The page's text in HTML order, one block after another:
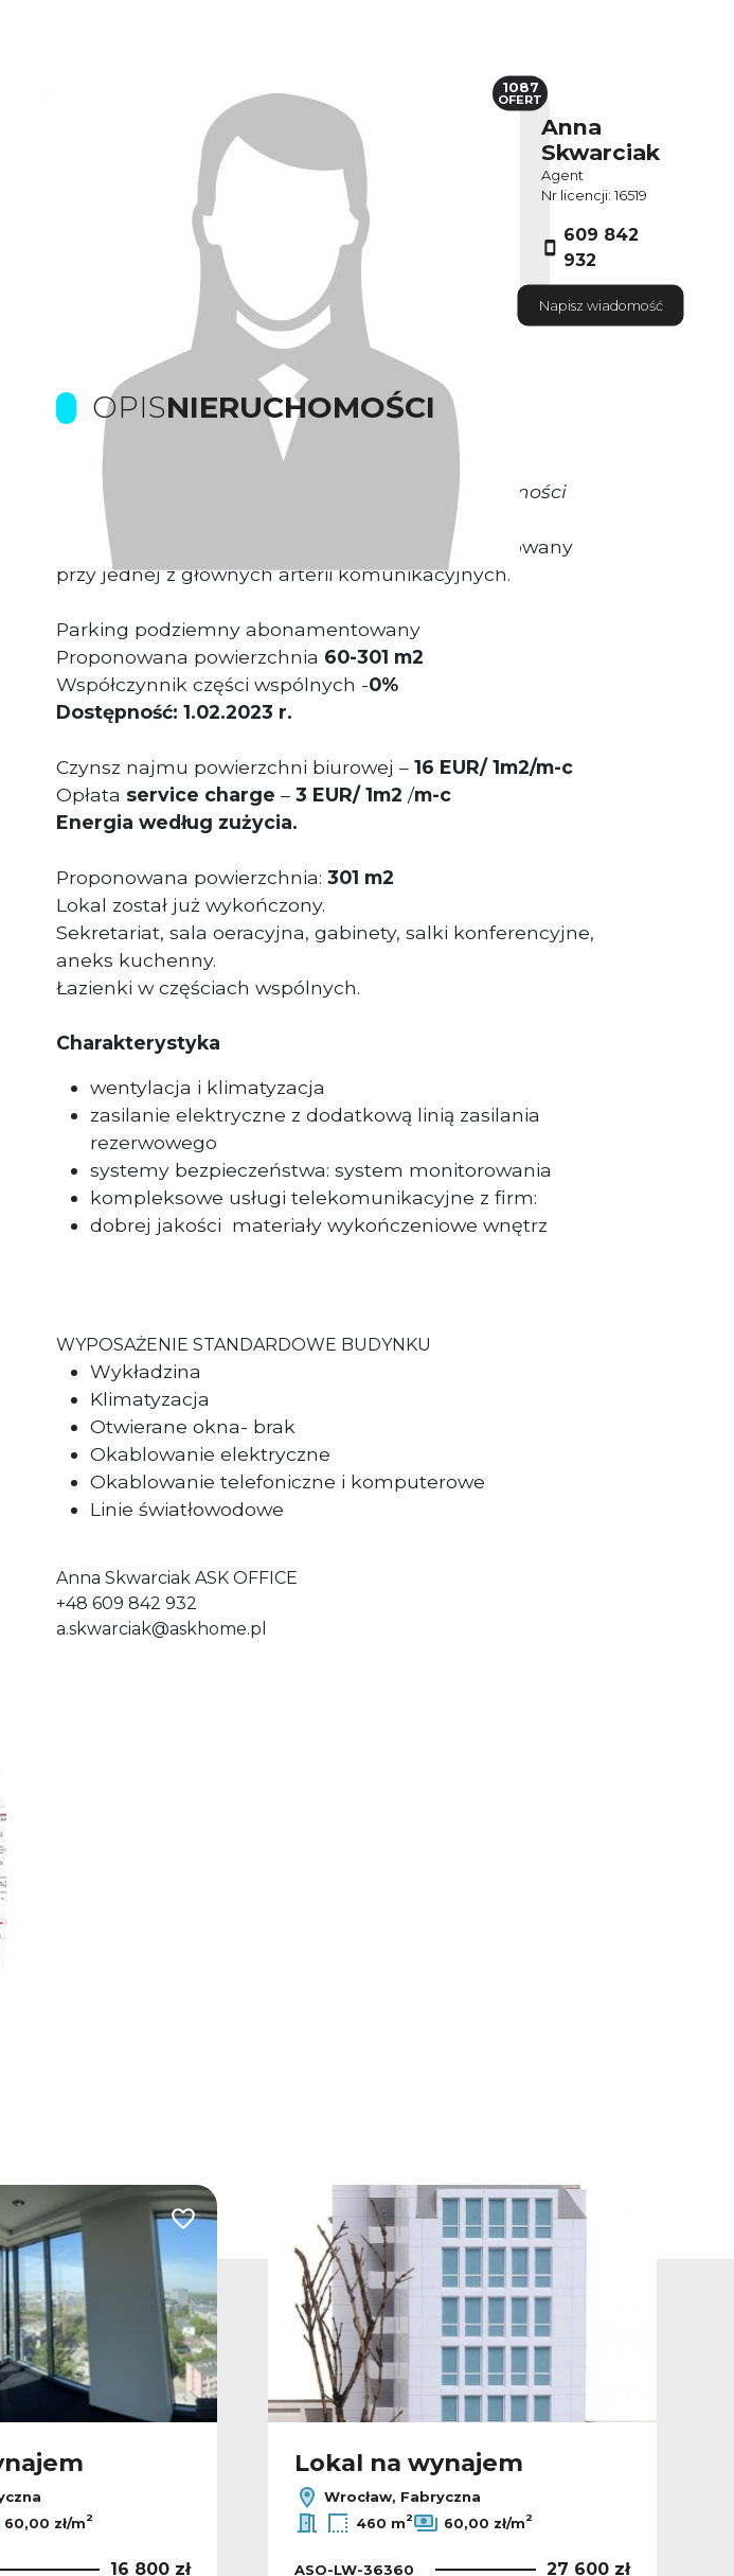
Anna
Skwarciak
Agent
Nr licencji: 16519
609 842
932
Napisz wiadomość
1087
OFERT
OPISNIERUCHOMOŚCI
Prowizje dla biura pokrywa Właściciel Nieruchomości
Kompleks biurowo-usługowo-mieszkalny usytuowany
przy jednej z głównych arterii komunikacyjnych.
Parking podziemny abonamentowany
Proponowana powierzchnia 60-301 m2
Współczynnik części wspólnych -0%
Dostępność: 1.02.2023 r.
Czynsz najmu powierzchni biurowej – 16 EUR/ 1m2/m-c
Opłata service charge – 3 EUR/ 1m2 /m-c
Energia według zużycia.
Proponowana powierzchnia: 301 m2
Lokal został już wykończony.
Sekretariat, sala oeracyjna, gabinety, salki konferencyjne,
aneks kuchenny.
Łazienki w częściach wspólnych.
Charakterystyka
wentylacja i klimatyzacja
zasilanie elektryczne z dodatkową linią zasilania
rezerwowego
systemy bezpieczeństwa: system monitorowania
kompleksowe usługi telekomunikacyjne z firm:
dobrej jakości materiały wykończeniowe wnętrz
WYPOSAŻENIE STANDARDOWE BUDYNKU
Wykładzina
Klimatyzacja
Otwierane okna- brak
Okablowanie elektryczne
Okablowanie telefoniczne i komputerowe
Linie światłowodowe
Anna Skwarciak ASK OFFICE
+48 609 842 932
a.skwarciak@askhome.pl
Dodaj do ulubionych
60,00 zł/m2
16 800 zł
Lokal na wynajem
Wrocław, Fabryczna
460 m2 60,00 zł/m2
ASO-LW-36360 27 600 zł